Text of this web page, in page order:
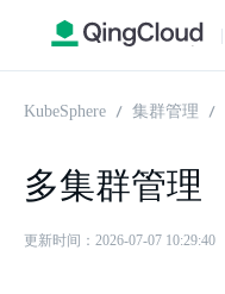
|
KubeSphere 集群管理
多集群管理
更新时间：2026-07-07 10:29:40